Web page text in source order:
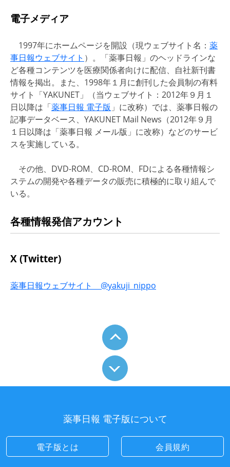
電子メディア
1997年にホームページを開設（現ウェブサイト名： 薬
事日報ウェブサイト ）。「薬事日報」のヘッドラインな
ど各種コンテンツを医療関係者向けに配信、自社新刊書
情報を掲出。また、1998年１月に創刊した会員制の有料
サイト「YAKUNET」（当ウェブサイト：2012年９月１
日以降は「薬事日報 電子版 」に改称）では、薬事日報の
記事データベース、YAKUNET Mail News（2012年９月
１日以降は「薬事日報 メール版」に改称）などのサービ
スを実施している。
その他、DVD-ROM、CD-ROM、FDによる各種情報シ
ステムの開発や各種データの販売に積極的に取り組んで
いる。
各種情報発信アカウント
X (Twitter)
薬事日報ウェブサイト @yakuji_nippo
薬事日報 電子版について
電子版とは 会員規約